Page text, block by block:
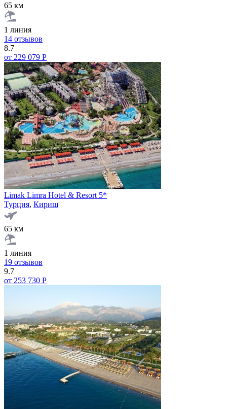
65 км
1 линия
14 отзывов
8.7
от 229 079 Р
Limak Limra Hotel & Resort 5*
Турция, Кириш
65 км
1 линия
19 отзывов
9.7
от 253 730 Р